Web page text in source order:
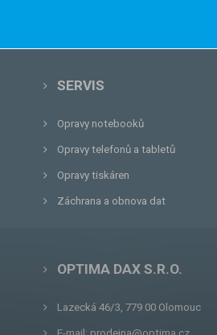
SERVIS
Opravy notebooků
Opravy telefonů a tabletů
Opravy tiskáren
Záchrana a obnova dat
OPTIMA DAX S.R.O.
Lazecká 46/3, 779 00 Olomouc